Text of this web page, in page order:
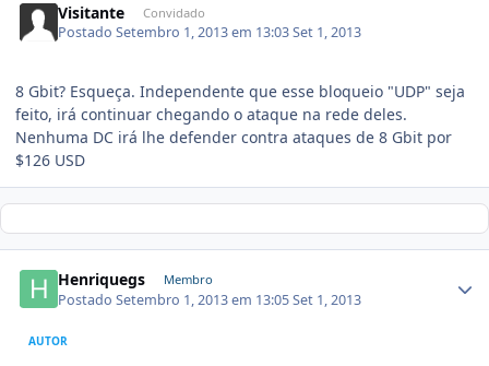
Visitante Convidado
PostadoSetembro 1, 2013 em 13:03Set 1, 2013
8 Gbit? Esqueça. Independente que esse bloqueio "UDP" seja
feito, irá continuar chegando o ataque na rede deles.
Nenhuma DC irá lhe defender contra ataques de 8 Gbit por
$126 USD
Henriquegs Membro
PostadoSetembro 1, 2013 em 13:05Set 1, 2013
AUTOR